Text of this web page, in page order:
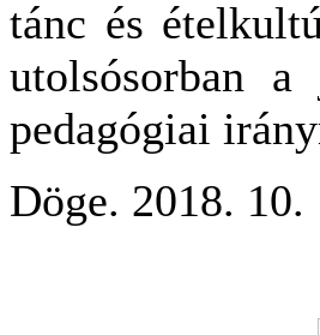
tánc és
utolsósorban
pedagógiai
Döge. 2018. 10.